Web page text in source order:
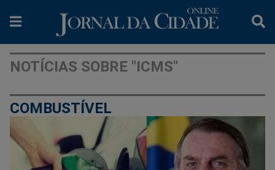
NOTÍCIAS SOBRE "ICMS"
COMBUSTÍVEL